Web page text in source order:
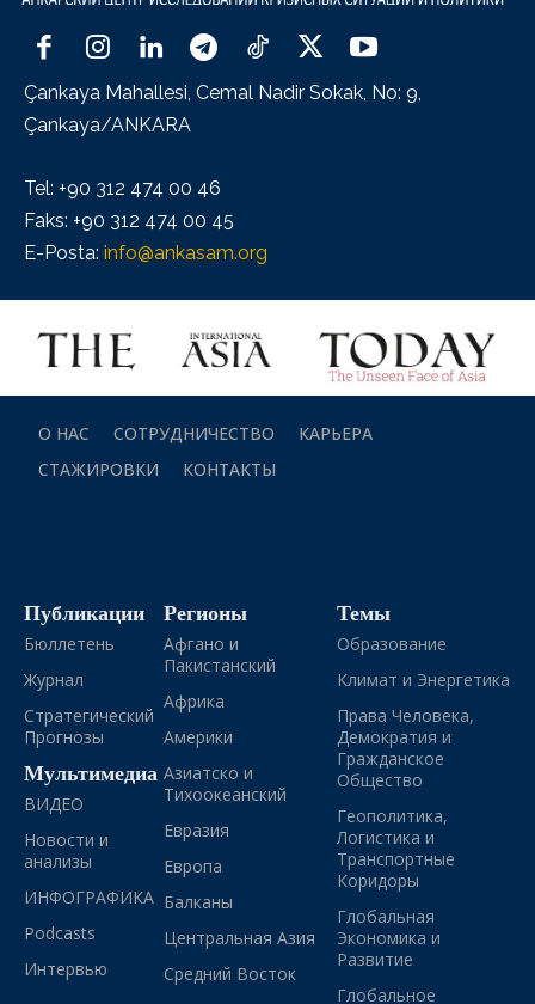
Çankaya Mahallesi, Cemal Nadir Sokak, No: 9,
Çankaya/ANKARA
Tel: +90 312 474 00 46
Faks: +90 312 474 00 45
E-Posta: info@ankasam.org
О НАС СОТРУДНИЧЕСТВО
КАРЬЕРА
СТАЖИРОВКИ
КОНТАКТЫ
Публикации
Бюллетень
Журнал
Стратегический
Прогнозы
Мультимедиа
ВИДЕО
Новости и
анализы
ИНФОГРАФИКА
Podcasts
Интервью
Регионы
Афгано и
Пакистанский
Африка
Америки
Азиатско и
Тихоокеанский
Евразия
Европа
Балканы
Центральная Азия
Средний Восток
Темы
Образование
Климат и Энергетика
Права Человека,
Демократия и
Гражданское
Общество
Геополитика,
Логистика и
Транспортные
Коридоры
Глобальная
Экономика и
Развитие
Глобальное